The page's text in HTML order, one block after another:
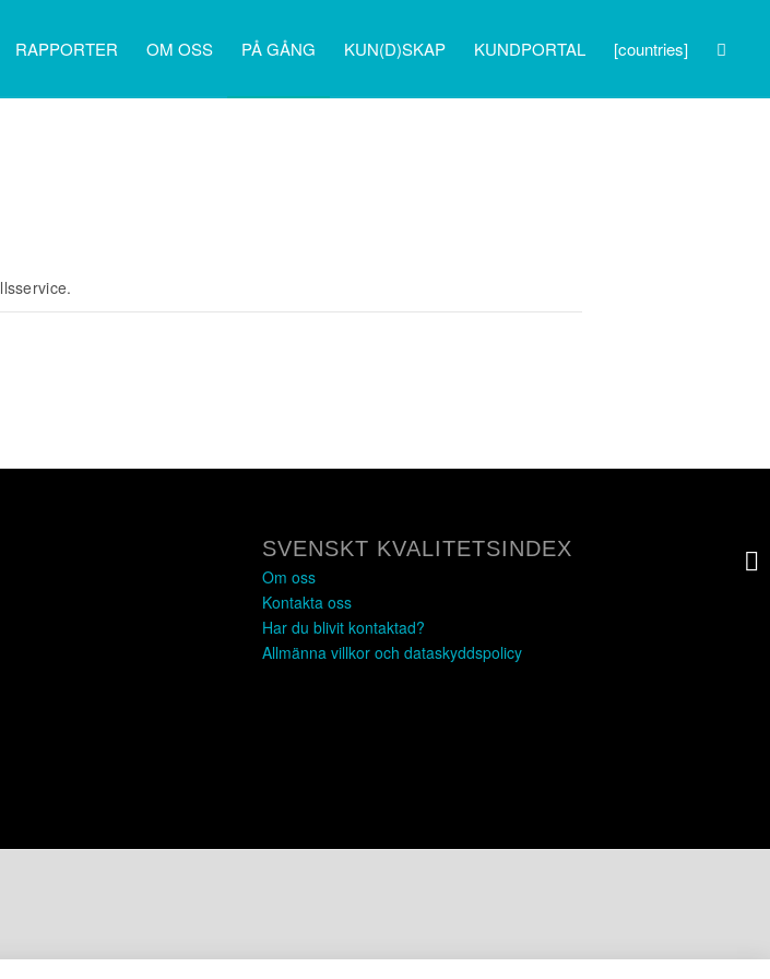
RAPPORTER OM OSS PÅ GÅNG KUN(D)SKAP KUNDPORTAL [countries]
SVENSKT KVALITETSINDEX
Om oss
Kontakta oss
Har du blivit kontaktad?
Allmänna villkor och dataskyddspolicy